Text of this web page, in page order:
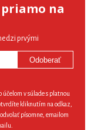
na
prvými
Odoberať
účelom v súlade s platnou
kliknutím na odkaz,
písomne, emailom